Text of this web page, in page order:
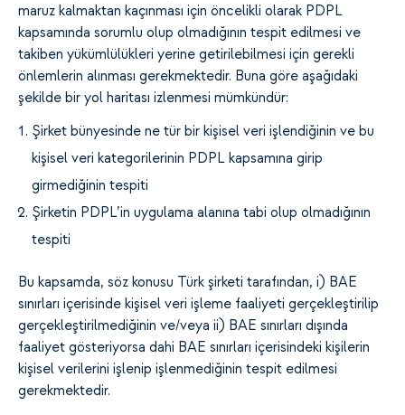
maruz kalmaktan kaçınması için öncelikli olarak PDPL
kapsamında sorumlu olup olmadığının tespit edilmesi ve
takiben yükümlülükleri yerine getirilebilmesi için gerekli
önlemlerin alınması gerekmektedir. Buna göre aşağıdaki
şekilde bir yol haritası izlenmesi mümkündür:
Şirket bünyesinde ne tür bir kişisel veri işlendiğinin ve bu
kişisel veri kategorilerinin PDPL kapsamına girip
girmediğinin tespiti
Şirketin PDPL’in uygulama alanına tabi olup olmadığının
tespiti
Bu kapsamda, söz konusu Türk şirketi tarafından, i) BAE
sınırları içerisinde kişisel veri işleme faaliyeti gerçekleştirilip
gerçekleştirilmediğinin ve/veya ii) BAE sınırları dışında
faaliyet gösteriyorsa dahi BAE sınırları içerisindeki kişilerin
kişisel verilerini işlenip işlenmediğinin tespit edilmesi
gerekmektedir.